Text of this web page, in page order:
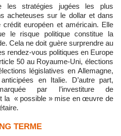
les stratégies jugées les plus
acheteuses sur le dollar et dans
européen et américain. Elle
le risque politique constitue la
Cela ne doit guère surprendre au
rendez-vous politiques en Europe
50 au Royaume-Uni, élections
législatives en Allemagne,
en Italie. D’autre part,
par l’investiture de
la « possible » mise en œuvre de
TERME